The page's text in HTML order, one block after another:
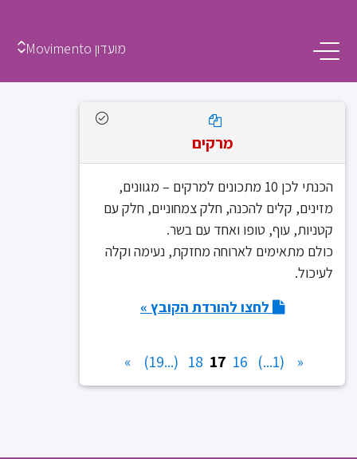
מועדון Movimento
מרקים
הכנתי לכן 10 מתכונים למרקים – מגוונים,
מזינים, קלים להכנה, חלק צמחוניים, חלק עם
קטניות, עוף, טופו ואחד עם בשר.
כולם מתאימים לארוחה מחזקת, נעימה וקלה
לעיכול.
לחצו להורדת הקובץ »
«
(1...)
16
17
18
(...19)
»